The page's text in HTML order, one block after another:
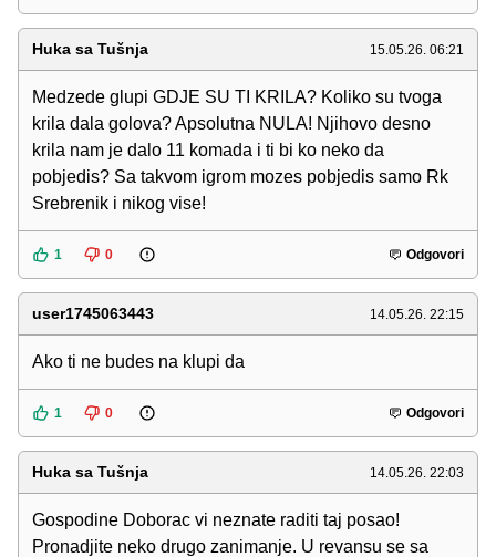
Huka sa Tušnja 15.05.26. 06:21
Medzede glupi GDJE SU TI KRILA? Koliko su tvoga
krila dala golova? Apsolutna NULA! Njihovo desno
krila nam je dalo 11 komada i ti bi ko neko da
pobjedis? Sa takvom igrom mozes pobjedis samo Rk
Srebrenik i nikog vise!
1 0 Odgovori
user1745063443 14.05.26. 22:15
Ako ti ne budes na klupi da
1 0 Odgovori
Huka sa Tušnja 14.05.26. 22:03
Gospodine Doborac vi neznate raditi taj posao!
Pronadjite neko drugo zanimanje. U revansu se sa